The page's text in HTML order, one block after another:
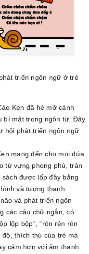
triển ngôn ngữ ở trẻ
Ken đã hé mở cánh
bí mật trong ngôn từ. Đây
hội phát triển ngôn ngữ
mang đến cho mọi đứa
từ vựng phong phú, tràn
được lấp đầy bằng
và tượng thanh.
và phát triển ngôn
các câu chữ ngắn, có
lộp bộp”, “rón rén rón
độ, thích thú của trẻ mà
cảm hơn với âm thanh.